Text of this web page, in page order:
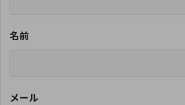
名前
メール